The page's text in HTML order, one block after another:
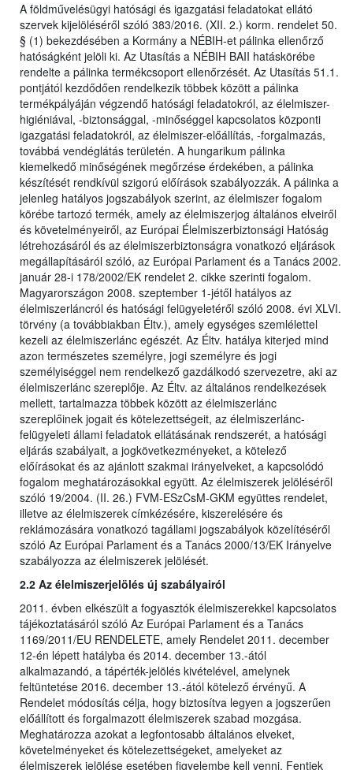
A földművelésügyi hatósági és igazgatási feladatokat ellátó
szervek kijelöléséről szóló 383/2016. (XII. 2.) korm. rendelet 50.
§ (1) bekezdésében a Kormány a NÉBIH-et pálinka ellenőrző
hatóságként jelöli ki. Az Utasítás a NÉBIH BAII hatáskörébe
rendelte a pálinka termékcsoport ellenőrzését. Az Utasítás 51.1.
pontjától kezdődően rendelkezik többek között a pálinka
termékpályáján végzendő hatósági feladatokról, az élelmiszer-
higiéniával, -biztonsággal, -minőséggel kapcsolatos központi
igazgatási feladatokról, az élelmiszer-előállítás, -forgalmazás,
továbbá vendéglátás területén. A hungarikum pálinka
kiemelkedő minőségének megőrzése érdekében, a pálinka
készítését rendkívül szigorú előírások szabályozzák. A pálinka a
jelenleg hatályos jogszabályok szerint, az élelmiszer fogalom
körébe tartozó termék, amely az élelmiszerjog általános elveiről
és követelményeiről, az Európai Élelmiszerbiztonsági Hatóság
létrehozásáról és az élelmiszerbiztonságra vonatkozó eljárások
megállapításáról szóló, az Európai Parlament és a Tanács 2002.
január 28-i 178/2002/EK rendelet 2. cikke szerinti fogalom.
Magyarországon 2008. szeptember 1-jétől hatályos az
élelmiszerláncról és hatósági felügyeletéről szóló 2008. évi XLVI.
törvény (a továbbiakban Éltv.), amely egységes szemlélettel
kezeli az élelmiszerlánc egészét. Az Éltv. hatálya kiterjed mind
azon természetes személyre, jogi személyre és jogi
személyiséggel nem rendelkező gazdálkodó szervezetre, aki az
élelmiszerlánc szereplője. Az Éltv. az általános rendelkezések
mellett, tartalmazza többek között az élelmiszerlánc
szereplőinek jogait és kötelezettségeit, az élelmiszerlánc-
felügyeleti állami feladatok ellátásának rendszerét, a hatósági
eljárás szabályait, a jogkövetkezményeket, a kötelező
előírásokat és az ajánlott szakmai irányelveket, a kapcsolódó
fogalom meghatározásokkal együtt. Az élelmiszerek jelöléséről
szóló 19/2004. (II. 26.) FVM-ESzCsM-GKM együttes rendelet,
illetve az élelmiszerek címkézésére, kiszerelésére és
reklámozására vonatkozó tagállami jogszabályok közelítéséről
szóló Az Európai Parlament és a Tanács 2000/13/EK Irányelve
szabályozza az élelmiszerek jelölését.
2.2 Az élelmiszerjelölés új szabályairól
2011. évben elkészült a fogyasztók élelmiszerekkel kapcsolatos
tájékoztatásáról szóló Az Európai Parlament és a Tanács
1169/2011/EU RENDELETE, amely Rendelet 2011. december
12-én lépett hatályba és 2014. december 13.-ától
alkalmazandó, a tápérték-jelölés kivételével, amelynek
feltüntetése 2016. december 13.-ától kötelező érvényű. A
Rendelet módosítás célja, hogy biztosítva legyen a jogszerűen
előállított és forgalmazott élelmiszerek szabad mozgása.
Meghatározza azokat a legfontosabb általános elveket,
követelményeket és kötelezettségeket, amelyeket az
élelmiszerek jelölése esetében figyelembe kell venni. Fentiek